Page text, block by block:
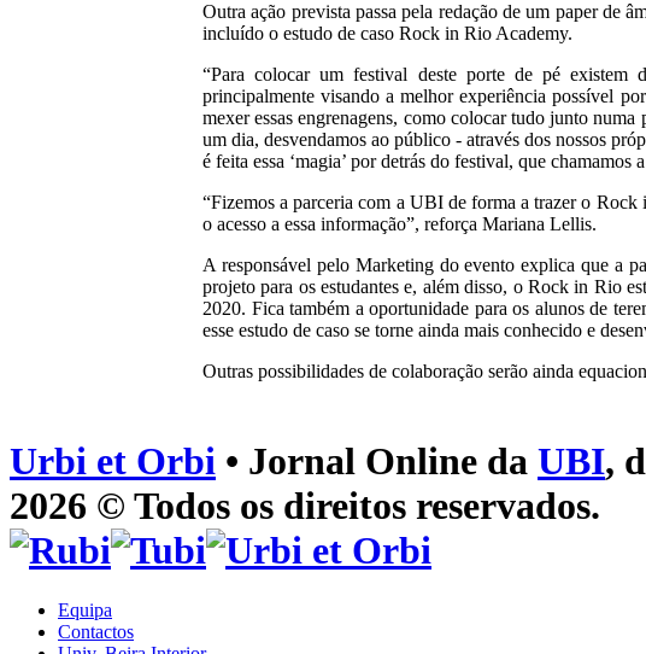
Outra ação prevista passa pela redação de um paper de
incluído o estudo de caso Rock in Rio Academy.
“Para colocar um festival deste porte de pé existem
principalmente visando a melhor experiência possível
mexer essas engrenagens, como colocar tudo junto
um dia, desvendamos ao público - através dos nossos
é feita essa ‘magia’ por detrás do festival, que
“Fizemos a parceria com a UBI de forma a trazer o
o acesso a essa informação”, reforça Mariana Lellis.
A responsável pelo Marketing do evento explica que a
projeto para os estudantes e, além disso, o Rock in Rio
2020. Fica também a oportunidade para os alunos de
esse estudo de caso se torne ainda mais conhecido e
Outras possibilidades de colaboração serão ainda
Urbi et Orbi • Jornal Online da UBI,
2026 © Todos os direitos reservados.
Equipa
Contactos